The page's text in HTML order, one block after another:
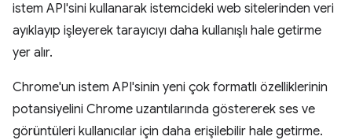
istem API'sini kullanarak istemcideki web sitelerinden veri
ayıklayıp işleyerek tarayıcıyı daha kullanışlı hale getirme
yer alır.
Chrome'un istem API'sinin yeni çok formatlı özelliklerinin
potansiyelini Chrome uzantılarında göstererek ses ve
görüntüleri kullanıcılar için daha erişilebilir hale getirme.